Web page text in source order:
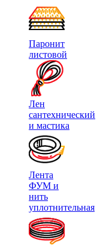
Паронит
листовой
Лен
сантехнический
и мастика
Лента
ФУМ и
нить
уплотнительная